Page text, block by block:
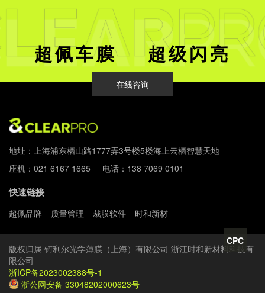
超佩车膜 超级闪亮
在线咨询
地址：上海浦东栖山路1777弄3号楼5楼海上云栖智慧天地
座机：021 6167 1665 电话：138 7069 0101
快速链接
超佩品牌 质量管理 裁膜软件 时和新材
版权归属 钶利尔光学薄膜（上海）有限公司 浙江时和新材料科技有
限公司
浙ICP备2023002388号-1
浙公网安备 33048202000623号
CPC